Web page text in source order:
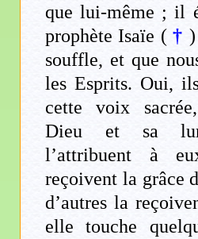
que lui-même ; il
prophète Isaïe (†
souffle, et que
les Esprits. Oui,
cette voix
Dieu et sa
l’attribuent à
reçoivent la grâce
d’autres la
elle touche